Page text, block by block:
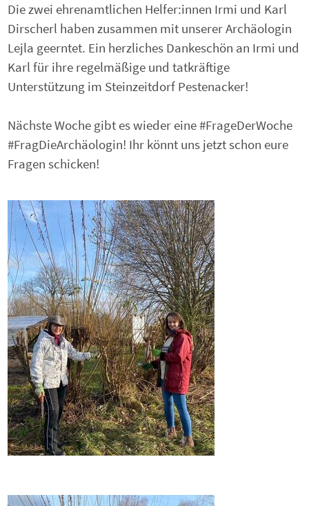
Die zwei ehrenamtlichen Helfer:innen Irmi und Karl
Dirscherl haben zusammen mit unserer Archäologin
Lejla geerntet. Ein herzliches Dankeschön an Irmi und
Karl für ihre regelmäßige und tatkräftige
Unterstützung im Steinzeitdorf Pestenacker!
Nächste Woche gibt es wieder eine #FrageDerWoche
#FragDieArchäologin! Ihr könnt uns jetzt schon eure
Fragen schicken!